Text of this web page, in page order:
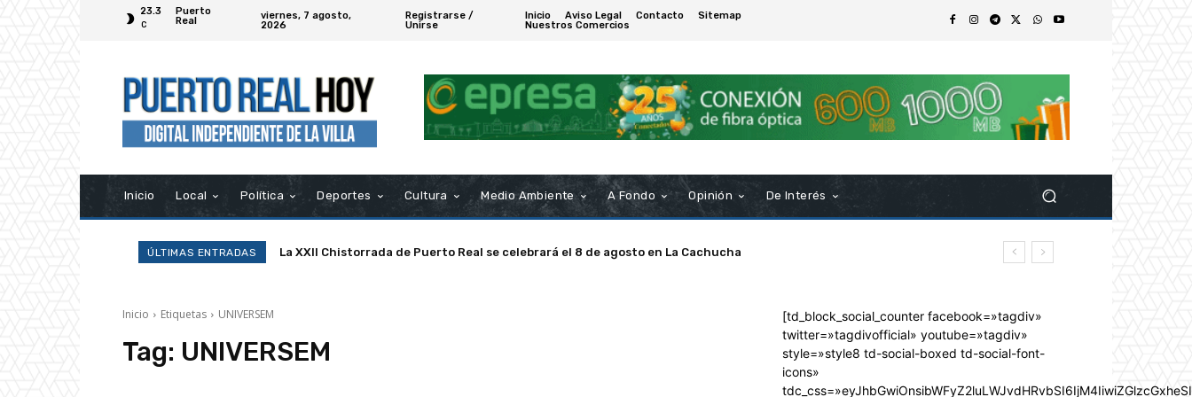
23.3
C
Puerto
Real
viernes, 7 agosto,
2026
Registrarse /
Unirse
Inicio Aviso Legal Contacto
Sitemap
Nuestros Comercios
Inicio Local Política Deportes Cultura Medio Ambiente A Fondo Opinión De Interés
ÚLTIMAS ENTRADAS La XXII Chistorrada de Puerto Real se celebrará el 8 de agosto en La Cachucha
Inicio Etiquetas UNIVERSEM
Tag: UNIVERSEM
[td_block_social_counter facebook=»tagdiv»
twitter=»tagdivofficial» youtube=»tagdiv»
style=»style8 td-social-boxed td-social-font-
icons»